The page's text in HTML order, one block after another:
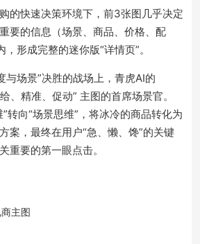
的快速决策环境下，前3张图几乎决定
要的信息（场景、商品、价格、配
形成完整的迷你版“详情页”。
与场景”决胜的战场上，青虎AI的
、精准、促动” 主图的首席场景官。
转向“场景思维”，将冰冷的商品转化为
案，最终在用户“急、懒、馋”的关键
重要的第一眼点击。
主图